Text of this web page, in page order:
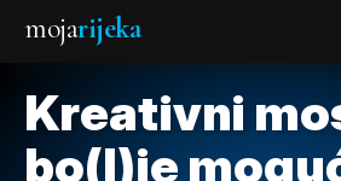
mojarijeka
Kreativni
bo(l)je